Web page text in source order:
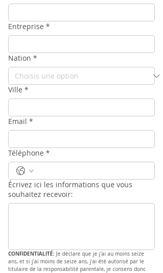
Entreprise *
Nation *
Ville *
Email *
Téléphone *
Écrivez ici les informations que vous
souhaitez recevoir:
CONFIDENTIALITÉ: Je déclare que je j'ai au moins seize
ans, et si j'ai moins de seize ans, j'ai été autorisé par le
titulaire de la responsabilité parentale, je consens donc